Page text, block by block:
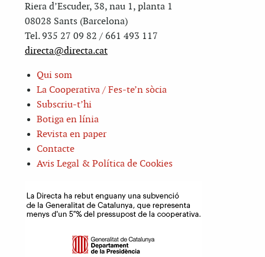
Riera d’Escuder, 38, nau 1, planta 1
08028 Sants (Barcelona)
Tel. 935 27 09 82 / 661 493 117
directa@directa.cat
Qui som
La Cooperativa / Fes-te’n sòcia
Subscriu-t’hi
Botiga en línia
Revista en paper
Contacte
Avis Legal & Política de Cookies